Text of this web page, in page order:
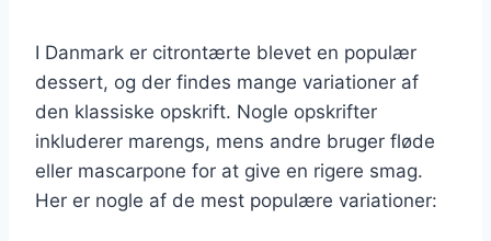
I Danmark er citrontærte blevet en populær
dessert, og der findes mange variationer af
den klassiske opskrift. Nogle opskrifter
inkluderer marengs, mens andre bruger fløde
eller mascarpone for at give en rigere smag.
Her er nogle af de mest populære variationer: